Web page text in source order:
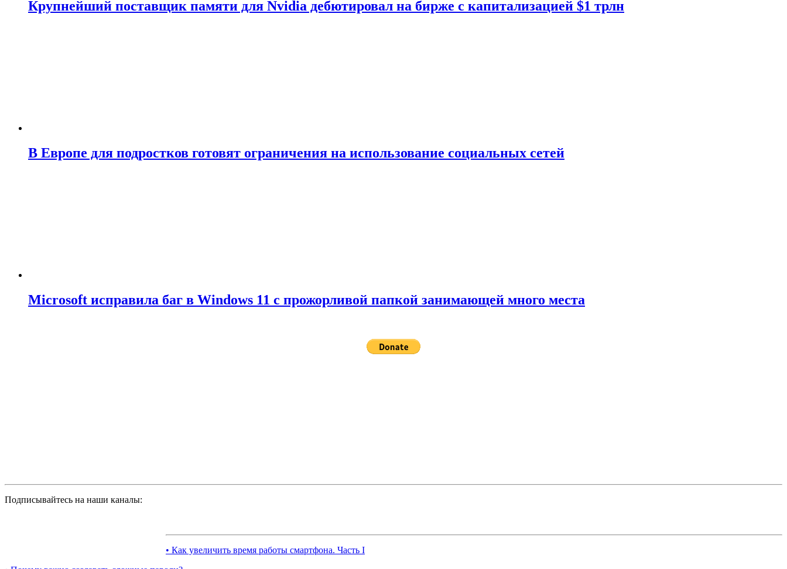
Крупнейший поставщик памяти для Nvidia дебютировал на бирже с капитализацией $1 трлн
В Европе для подростков готовят ограничения на использование социальных сетей
Microsoft исправила баг в Windows 11 с прожорливой папкой занимающей много места
Подписывайтесь на наши каналы:
• Как увеличить время работы смартфона. Часть I